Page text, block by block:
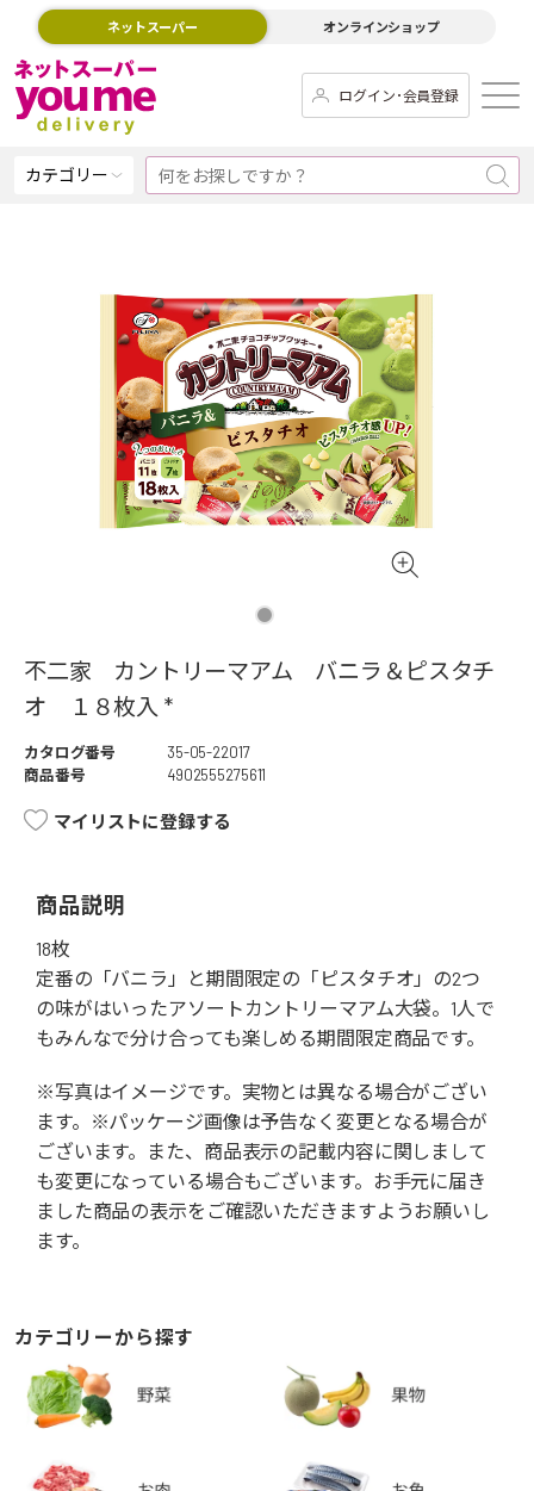
ネットスーパー オンラインショップ
ログイン･会員登録
カテゴリー
不二家 カントリーマアム バニラ＆ピスタチ
オ １８枚入 *
カタログ番号
35-05-22017
商品番号
4902555275611
マイリストに登録する
商品説明
18枚
定番の「バニラ」と期間限定の「ピスタチオ」の2つ
の味がはいったアソートカントリーマアム大袋。1人で
もみんなで分け合っても楽しめる期間限定商品です。
※写真はイメージです。実物とは異なる場合がござい
ます。※パッケージ画像は予告なく変更となる場合が
ございます。また、商品表示の記載内容に関しまして
も変更になっている場合もございます。お手元に届き
ました商品の表示をご確認いただきますようお願いし
ます。
カテゴリーから探す